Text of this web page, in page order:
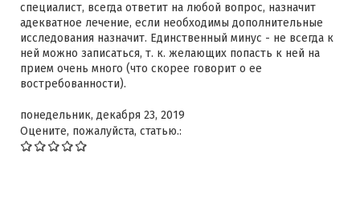
специалист, всегда ответит на любой вопрос, назначит
адекватное лечение, если необходимы дополнительные
исследования назначит. Единственный минус - не всегда к
ней можно записаться, т. к. желающих попасть к ней на
прием очень много (что скорее говорит о ее
востребованности).
понедельник, декабря 23, 2019
Оцените, пожалуйста, статью.: